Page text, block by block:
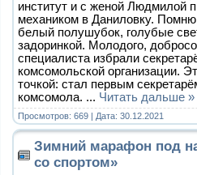
институт и с женой Людмилой
механиком в Даниловку.
белый полушубок, голубые
задоринкой. Молодого,
специалиста избрали
комсомольской организации.
точкой: стал первым
комсомола. ... Читать дальше »
Просмотров: 669 | Дата: 30.12.2021
Зимний марафон под
со спортом»